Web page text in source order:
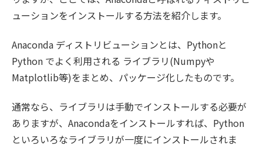
ューションをインストールする方法を紹介します。
Anaconda ディストリビューションとは、Pythonと
Python でよく利用される ライブラリ(Numpyや
Matplotlib等)をまとめ、パッケージ化したものです。
通常なら、ライブラリは手動でインストールする必要が
ありますが、Anacondaをインストールすれば、Python
といろいろなライブラリが一度にインストールされま